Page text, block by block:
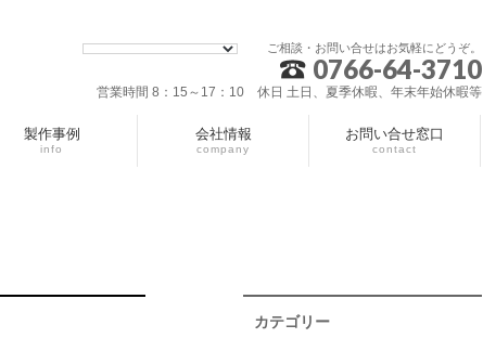
ご相談・お問い合せはお気軽にどうぞ。
0766-64-3710
営業時間 8：15～17：10 休日 土日、夏季休暇、年末年始休暇等
製作事例
info
会社情報
company
お問い合せ窓口
contact
カテゴリー